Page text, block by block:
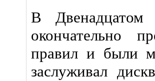
В Двенадцатом
окончательно
правил и были
заслуживал